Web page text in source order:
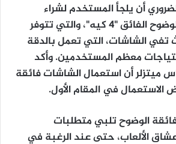
أن يلجأ المستخدم لشراء
الشاشات ذات دقة الوضوح الفائق "4 كيه"، والتي تتوفر
الشاشات، التي تعمل بالدقة
معظم المستخدمين. وأكد
ميتزلر أن استعمال الشاشات فائقة
الاستعمال في المقام الأول.
الوضوح تلبي متطلبات
الألعاب، حتى عند الرغبة في